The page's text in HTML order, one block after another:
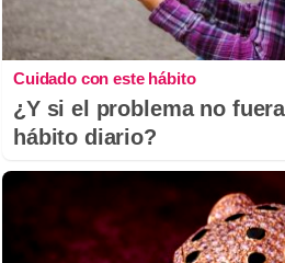
Cuidado con este hábito
¿Y si el problema no
hábito diario?